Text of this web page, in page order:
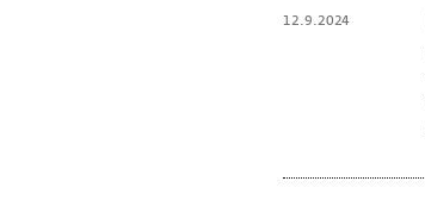
12.9.2024